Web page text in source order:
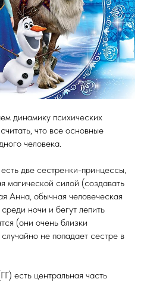
динамику психических
что все основные
человека.
две сестренки-принцессы,
магической силой (создавать
Анна, обычная человеческая
ночи и бегут лепить
(они очень близки
не попадает сестре в
есть центральная часть